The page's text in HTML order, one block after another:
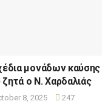
μονάδων καύσης
ο Ν. Χαρδαλιάς
8, 2025 247